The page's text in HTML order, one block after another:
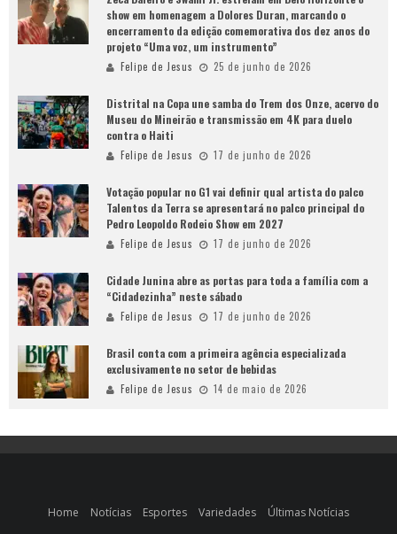
show em homenagem a Dolores Duran, marcando o
encerramento da edição comemorativa dos dez anos do
projeto “Uma voz, um instrumento”
Felipe de Jesus 25 de junho de 2026
Distrital na Copa une samba do Trem dos Onze, acervo do
Museu do Mineirão e transmissão em 4K para duelo
contra o Haiti
Felipe de Jesus 17 de junho de 2026
Votação popular no G1 vai definir qual artista do palco
Talentos da Terra se apresentará no palco principal do
Pedro Leopoldo Rodeio Show em 2027
Felipe de Jesus 17 de junho de 2026
Cidade Junina abre as portas para toda a família com a
“Cidadezinha” neste sábado
Felipe de Jesus 17 de junho de 2026
Brasil conta com a primeira agência especializada
exclusivamente no setor de bebidas
Felipe de Jesus 14 de maio de 2026
Home Notícias Esportes Variedades Últimas Notícias